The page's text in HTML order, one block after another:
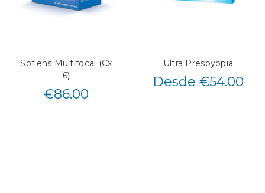
Soflens Multifocal (Cx
6)
€86.00
Ultra Presbyopia
Desde €54.00